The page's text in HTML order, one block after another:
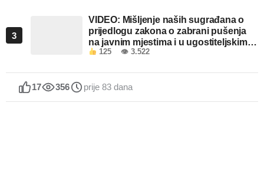
3
VIDEO: Mišljenje naših sugrađana o
prijedlogu zakona o zabrani pušenja
na javnim mjestima i u ugostiteljskim
objektima u FBiH
125 👁 3.522
17 356 prije 83 dana